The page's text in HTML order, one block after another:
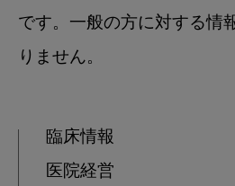
です。一般の方に対する情
りません。
臨床情報
医院経営